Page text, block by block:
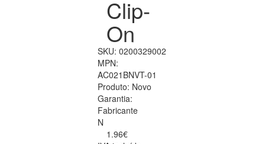
Clip-
On
SKU: 0200329002
MPN:
AC021BNVT-01
Produto: Novo
Garantia:
Fabricante
N
1.96€